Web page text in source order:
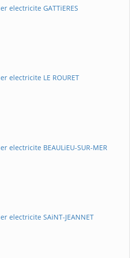
electricite GATTiERES
electricite LE ROURET
electricite BEAULiEU-SUR-MER
electricite SAiNT-JEANNET